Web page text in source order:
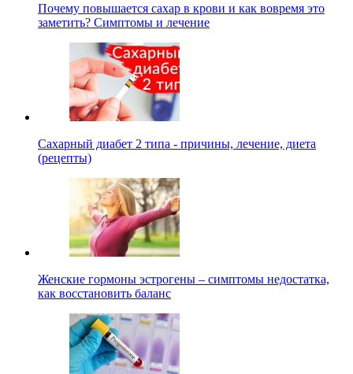
Почему повышается сахар в крови и как вовремя это
заметить? Симптомы и лечение
Сахарный диабет 2 типа - причины, лечение, диета
(рецепты)
Женские гормоны эстрогены – симптомы недостатка,
как восстановить баланс